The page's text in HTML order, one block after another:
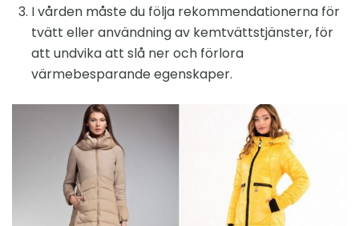
I vården måste du följa rekommendationerna för
tvätt eller användning av kemtvättstjänster, för
att undvika att slå ner och förlora
värmebesparande egenskaper.